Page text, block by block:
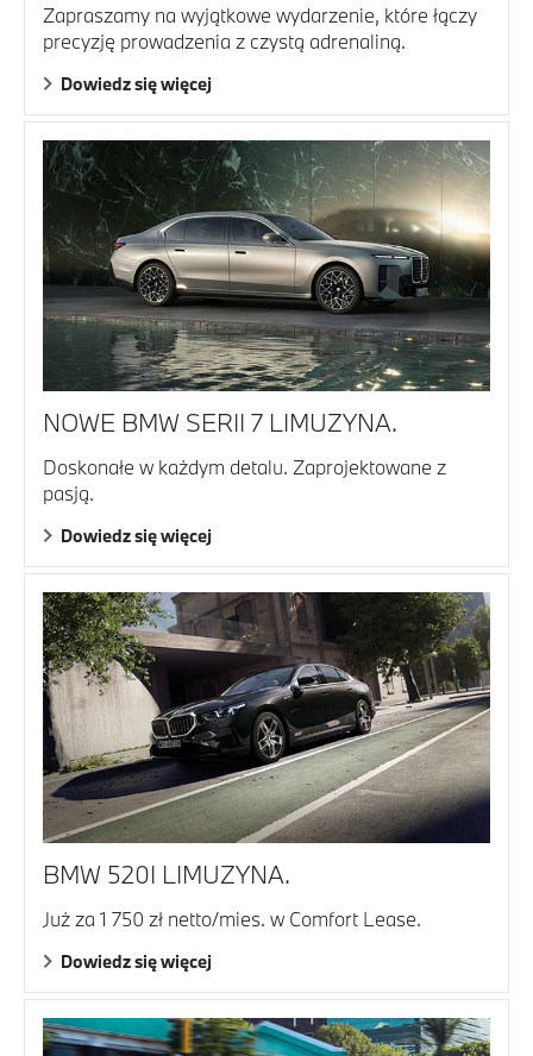
Zapraszamy na wyjątkowe wydarzenie, które łączy
precyzję prowadzenia z czystą adrenaliną.
Dowiedz się więcej
NOWE BMW SERII 7 LIMUZYNA.
Doskonałe w każdym detalu. Zaprojektowane z
pasją.
Dowiedz się więcej
BMW 520I LIMUZYNA.
Już za 1 750 zł netto/mies. w Comfort Lease.
Dowiedz się więcej